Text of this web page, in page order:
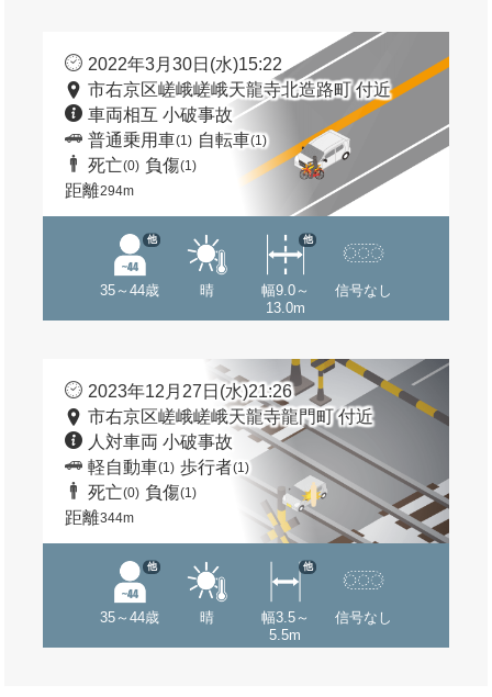
2022年3月30日(水)15:22
市右京区嵯峨嵯峨天龍寺北造路町 付近
車両相互 小破事故
普通乗用車(1) 自転車(1)
死亡(0) 負傷(1)
距離294m
35～44歳
他
晴
幅9.0～
13.0m
他
信号なし
2023年12月27日(水)21:26
市右京区嵯峨嵯峨天龍寺龍門町 付近
人対車両 小破事故
軽自動車(1) 歩行者(1)
死亡(0) 負傷(1)
距離344m
35～44歳
他
晴
幅3.5～
5.5m
他
信号なし